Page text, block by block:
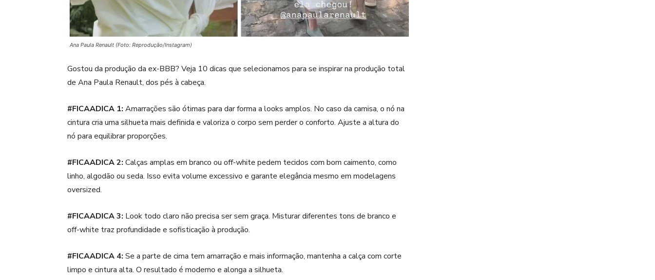
Ana Paula Renault (Foto: Reprodução/Instagram)
Gostou da produção da ex-BBB? Veja 10 dicas que selecionamos para se inspirar na produção total
de Ana Paula Renault, dos pés à cabeça.
#FICAADICA 1: Amarrações são ótimas para dar forma a looks amplos. No caso da camisa, o nó na
cintura cria uma silhueta mais definida e valoriza o corpo sem perder o conforto. Ajuste a altura do
nó para equilibrar proporções.
#FICAADICA 2: Calças amplas em branco ou off-white pedem tecidos com bom caimento, como
linho, algodão ou seda. Isso evita volume excessivo e garante elegância mesmo em modelagens
oversized.
#FICAADICA 3: Look todo claro não precisa ser sem graça. Misturar diferentes tons de branco e
off-white traz profundidade e sofisticação à produção.
#FICAADICA 4: Se a parte de cima tem amarração e mais informação, mantenha a calça com corte
limpo e cintura alta. O resultado é moderno e alonga a silhueta.